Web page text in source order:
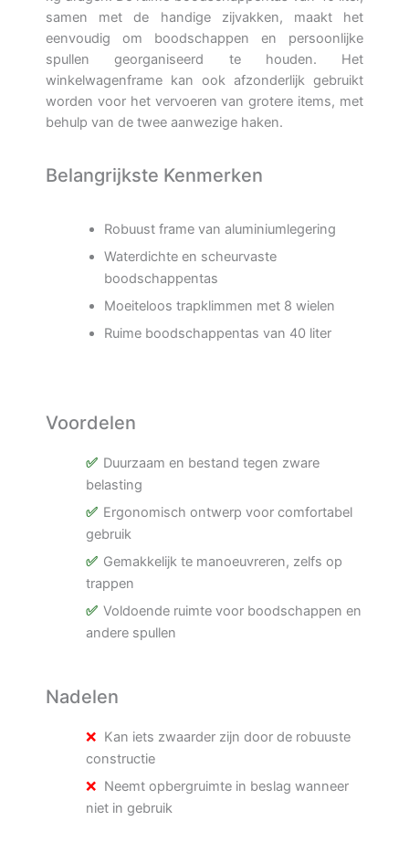
samen met de handige zijvakken, maakt het
eenvoudig om boodschappen en persoonlijke
spullen georganiseerd te houden. Het
winkelwagenframe kan ook afzonderlijk gebruikt
worden voor het vervoeren van grotere items, met
behulp van de twee aanwezige haken.
Belangrijkste Kenmerken
Robuust frame van aluminiumlegering
Waterdichte en scheurvaste
boodschappentas
Moeiteloos trapklimmen met 8 wielen
Ruime boodschappentas van 40 liter
Voordelen
Duurzaam en bestand tegen zware
belasting
Ergonomisch ontwerp voor comfortabel
gebruik
Gemakkelijk te manoeuvreren, zelfs op
trappen
Voldoende ruimte voor boodschappen en
andere spullen
Nadelen
Kan iets zwaarder zijn door de robuuste
constructie
Neemt opbergruimte in beslag wanneer
niet in gebruik